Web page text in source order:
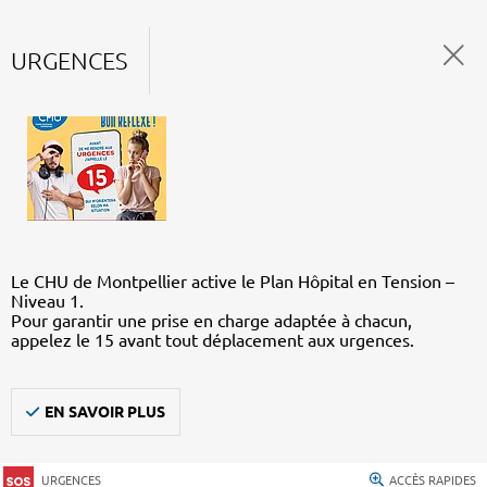
URGENCES
Le CHU de Montpellier active le Plan Hôpital en Tension –
Niveau 1.
Pour garantir une prise en charge adaptée à chacun,
appelez le 15 avant tout déplacement aux urgences.
EN SAVOIR PLUS
URGENCES ACCÈS RAPIDES